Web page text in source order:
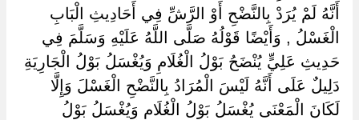
أَنَّهُ لَمْ يُرَدْ بِالنَّضْحِ أَوْ الرَّشِّ فِي أَحَادِيثِ الْبَابِ
الْغَسْلُ , وَأَيْضًا قَوْلُهُ صَلَّى اللَّهُ عَلَيْهِ وَسَلَّمَ فِي
حَدِيثِ عَلِيٍّ يُنْضَحُ بَوْلُ الْغُلَامِ وَيُغْسَلُ بَوْلُ الْجَارِيَةِ
دَلِيلٌ عَلَى أَنَّهُ لَيْسَ الْمُرَادُ بِالنَّضْحِ الْغَسْلَ وَإِلَّا
لَكَانَ الْمَعْنَى يُغْسَلُ بَوْلُ الْغُلَامِ وَيُغْسَلُ بَوْلُ